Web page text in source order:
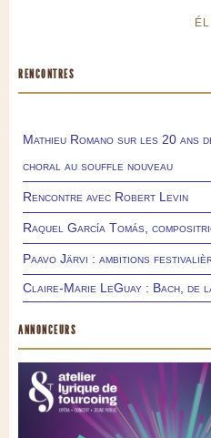
RENCONTRES
Mathieu Romano sur les 20 ans
choral au souffle nouveau
Rencontre avec Robert Levin
Raquel García Tomás,
Paavo Järvi : ambitions
Claire-Marie LeGuay : Bach, de
ANNONCEURS